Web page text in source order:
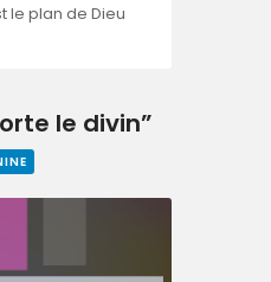
le plan de Dieu
le divin”